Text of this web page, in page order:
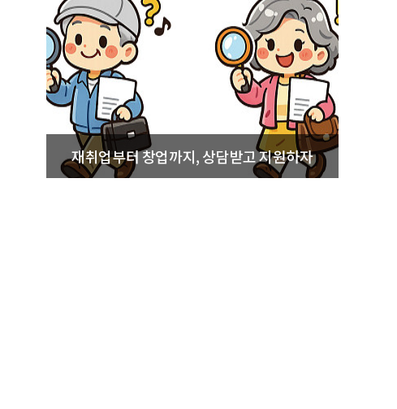
재취업부터 창업까지, 상담받고 지원하자